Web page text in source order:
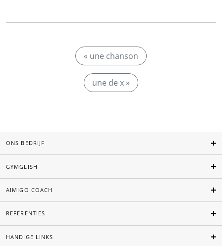
« une chanson
une de x »
ONS BEDRIJF
GYMGLISH
AIMIGO COACH
REFERENTIES
HANDIGE LINKS